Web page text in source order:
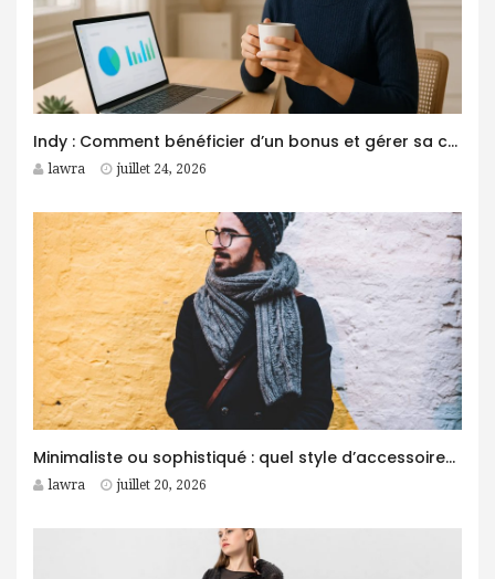
Indy : Comment bénéficier d’un bonus et gérer sa comptabilité plus facilement ?
lawra juillet 24, 2026
Minimaliste ou sophistiqué : quel style d’accessoires homme choisir ?
lawra juillet 20, 2026